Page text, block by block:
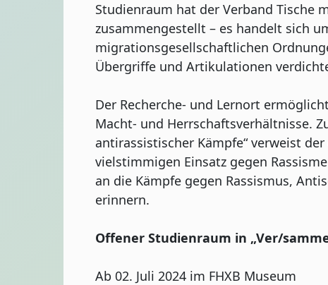
Studienraum hat der Verband Tische
zusammengestellt – es handelt sich
migrationsgesellschaftlichen
Übergriffe und Artikulationen
Der Recherche- und Lernort
Macht- und Herrschaftsverhältnisse.
antirassistischer Kämpfe“ verweist
vielstimmigen Einsatz gegen
an die Kämpfe gegen Rassismus,
erinnern.
Offener Studienraum in „Ver/
Ab 02. Juli 2024 im FHXB Museum